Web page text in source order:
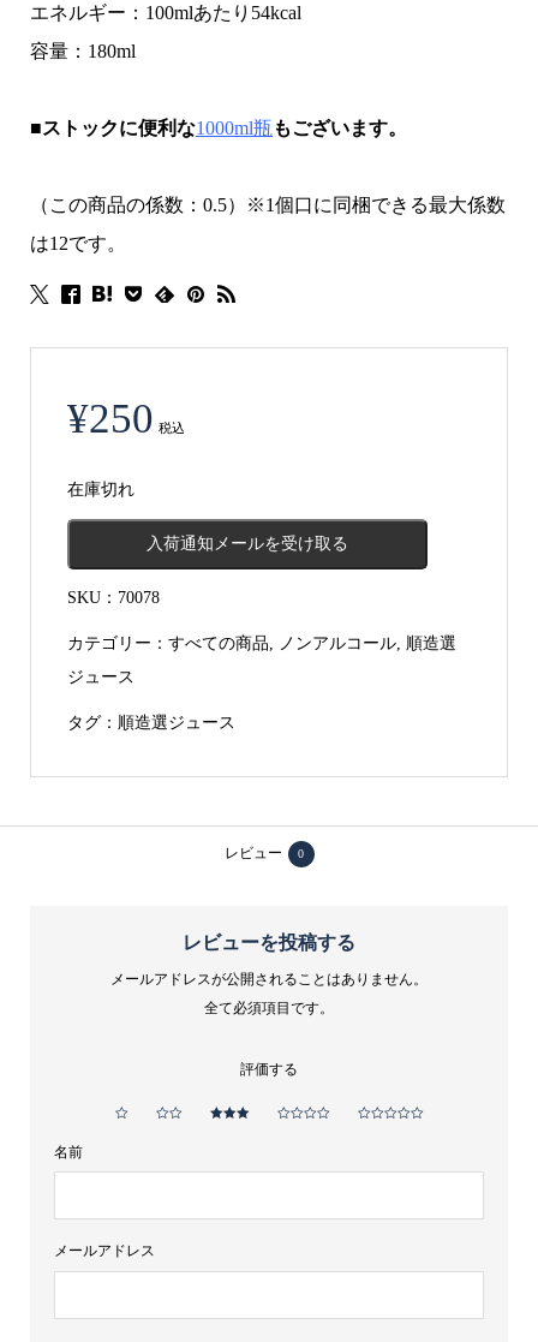
エネルギー：100mlあたり54kcal
容量：180ml
■ストックに便利な1000ml瓶 もございます。
（この商品の係数：0.5）※1個口に同梱できる最大係数
は12です。
¥250 税込
在庫切れ
入荷通知メールを受け取る
SKU： 70078
カテゴリー： すべての商品 ノンアルコール, 順造選
ジュース
タグ： 順造選ジュース
レビュー 0
レビューを投稿する
メールアドレスが公開されることはありません。
全て必須項目です。
評価する
名前
メールアドレス